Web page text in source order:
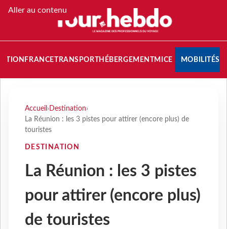
Aller au contenu
FRANCETRANSPORT HÉBERGEMENTMICE MOBILITÉS
Accueil › Destination›
La Réunion : les 3 pistes pour attirer (encore plus) de
touristes
DESTINATION
La Réunion : les 3 pistes
pour attirer (encore plus)
de touristes